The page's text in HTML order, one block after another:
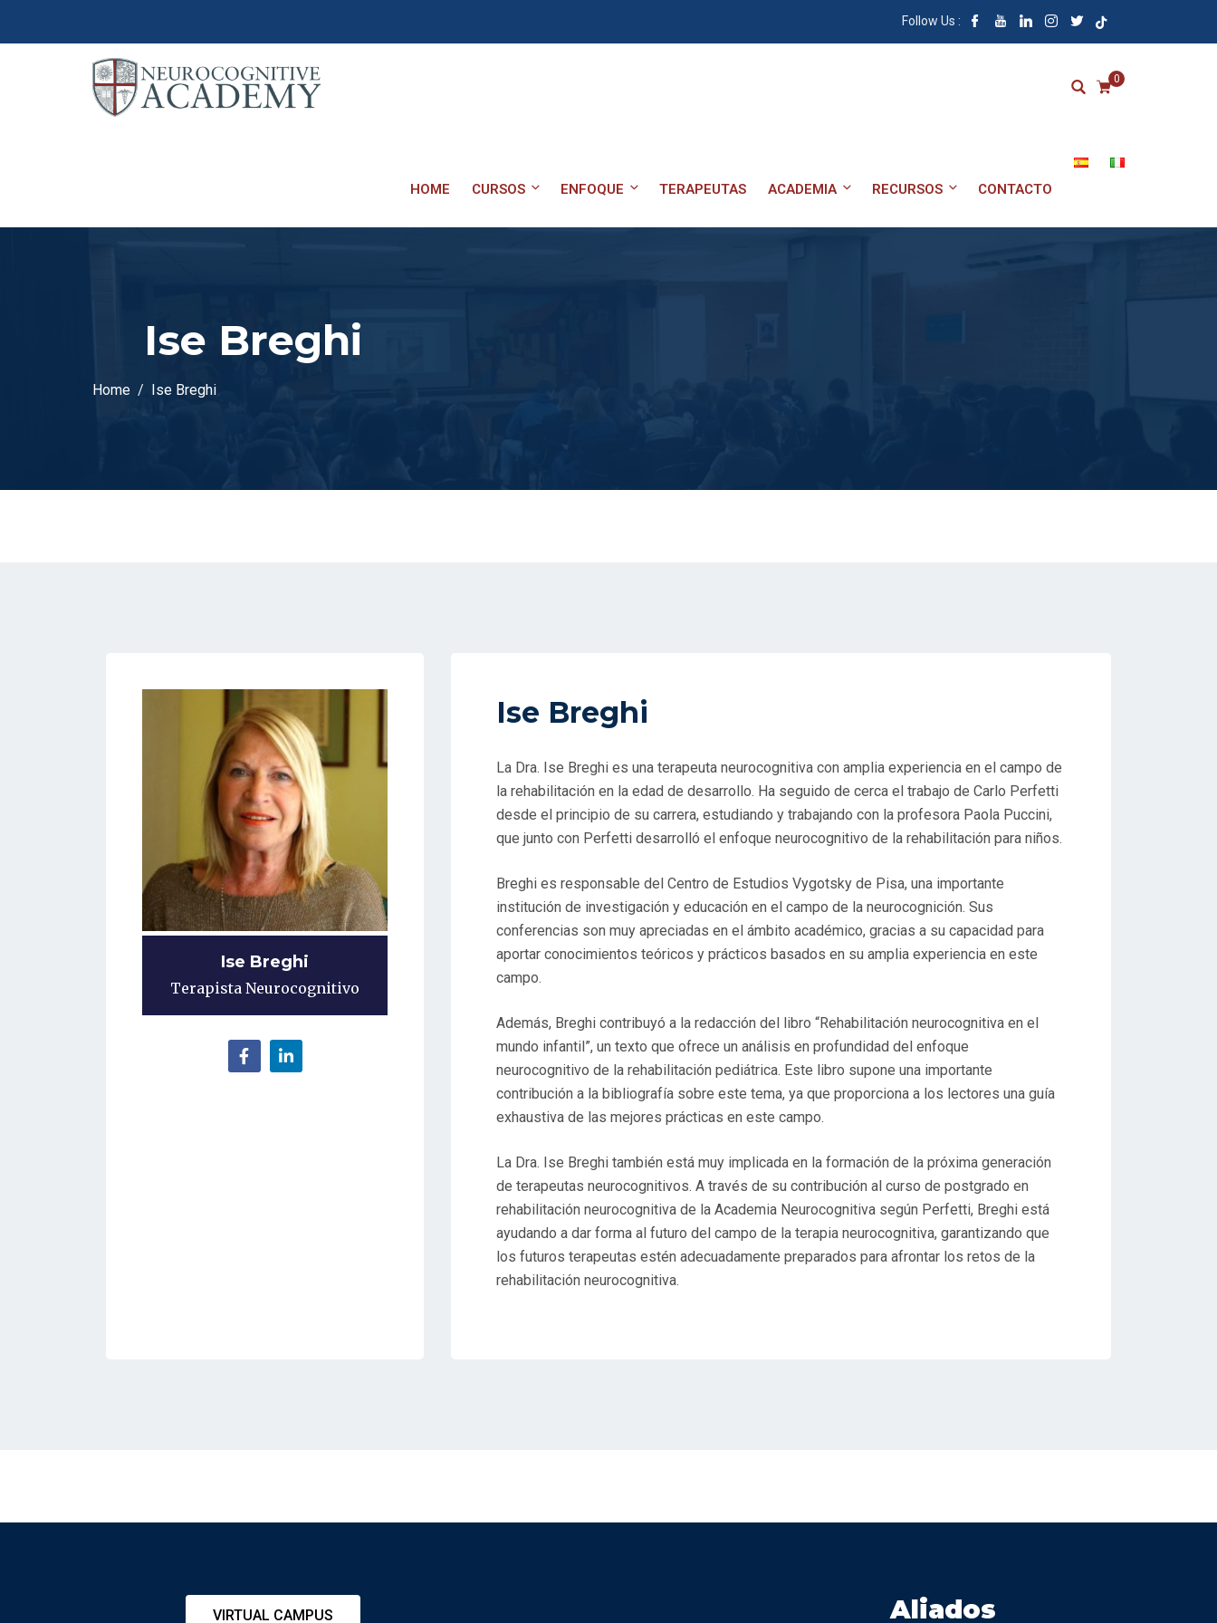
Follow Us :
0
HOME CURSOS ENFOQUE TERAPEUTAS ACADEMIA RECURSOS CONTACTO
Ise Breghi
Home Ise Breghi
Ise Breghi
Terapista Neurocognitivo
Ise Breghi
La Dra. Ise Breghi es una terapeuta neurocognitiva con amplia experiencia en el campo de
la rehabilitación en la edad de desarrollo. Ha seguido de cerca el trabajo de Carlo Perfetti
desde el principio de su carrera, estudiando y trabajando con la profesora Paola Puccini,
que junto con Perfetti desarrolló el enfoque neurocognitivo de la rehabilitación para niños.
Breghi es responsable del Centro de Estudios Vygotsky de Pisa, una importante
institución de investigación y educación en el campo de la neurocognición. Sus
conferencias son muy apreciadas en el ámbito académico, gracias a su capacidad para
aportar conocimientos teóricos y prácticos basados en su amplia experiencia en este
campo.
Además, Breghi contribuyó a la redacción del libro “Rehabilitación neurocognitiva en el
mundo infantil”, un texto que ofrece un análisis en profundidad del enfoque
neurocognitivo de la rehabilitación pediátrica. Este libro supone una importante
contribución a la bibliografía sobre este tema, ya que proporciona a los lectores una guía
exhaustiva de las mejores prácticas en este campo.
La Dra. Ise Breghi también está muy implicada en la formación de la próxima generación
de terapeutas neurocognitivos. A través de su contribución al curso de postgrado en
rehabilitación neurocognitiva de la Academia Neurocognitiva según Perfetti, Breghi está
ayudando a dar forma al futuro del campo de la terapia neurocognitiva, garantizando que
los futuros terapeutas estén adecuadamente preparados para afrontar los retos de la
rehabilitación neurocognitiva.
VIRTUAL CAMPUS Aliados